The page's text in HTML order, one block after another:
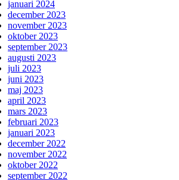
januari 2024
december 2023
november 2023
oktober 2023
september 2023
augusti 2023
juli 2023
juni 2023
maj 2023
april 2023
mars 2023
februari 2023
januari 2023
december 2022
november 2022
oktober 2022
september 2022